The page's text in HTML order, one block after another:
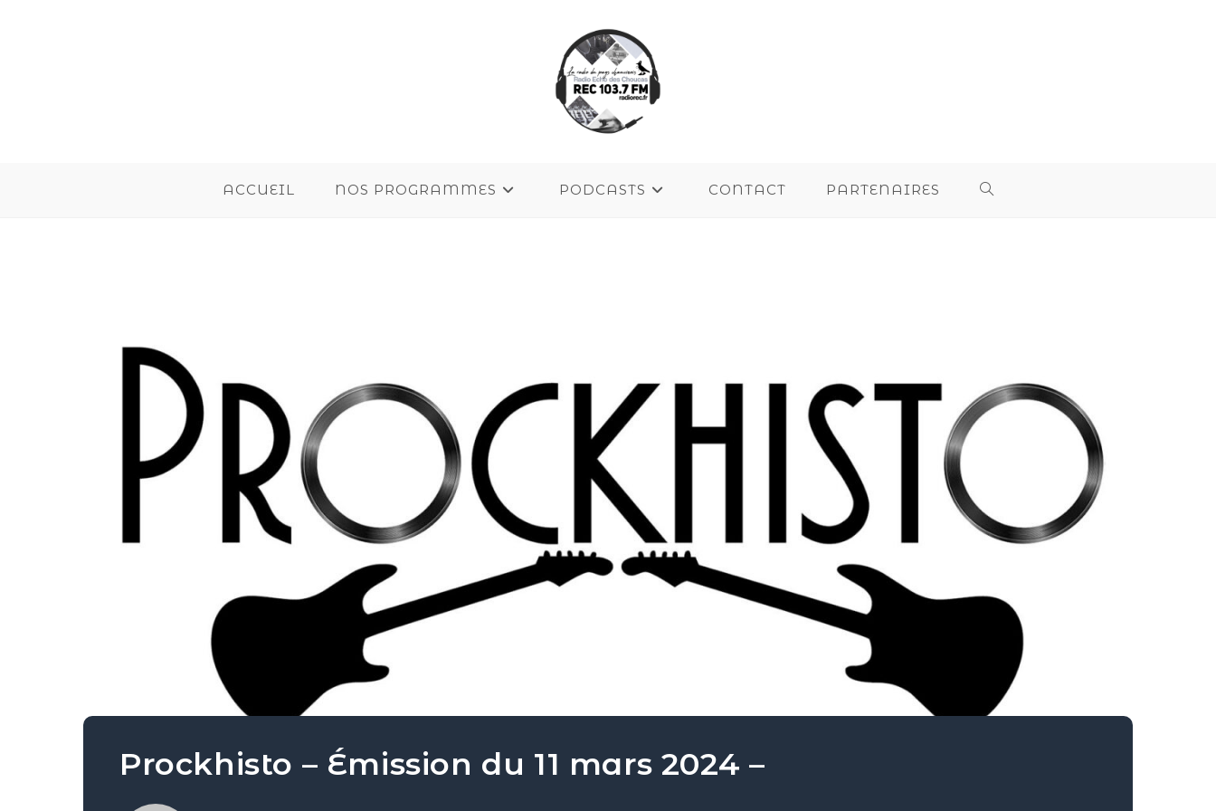
ACCUEIL NOS PROGRAMMES PODCASTS CONTACT PARTENAIRES
Prockhisto – Émission du 11 mars 2024 –